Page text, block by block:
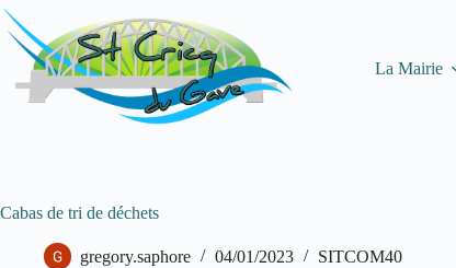
Passer
au
contenu
La Mairie
Cabas de tri de déchets
gregory.saphore 04/01/2023 SITCOM40